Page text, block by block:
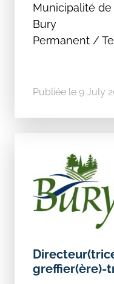
Municipalité de
Bury
Permanent /
Publiée le 9 July
greffier(ère)-